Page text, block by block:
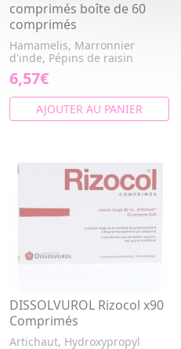
comprimés boîte de 60
comprimés
Hamamelis, Marronnier
d'inde, Pépins de raisin
6,57€
AJOUTER AU PANIER
DISSOLVUROL Rizocol x90
Comprimés
Artichaut, Hydroxypropyl